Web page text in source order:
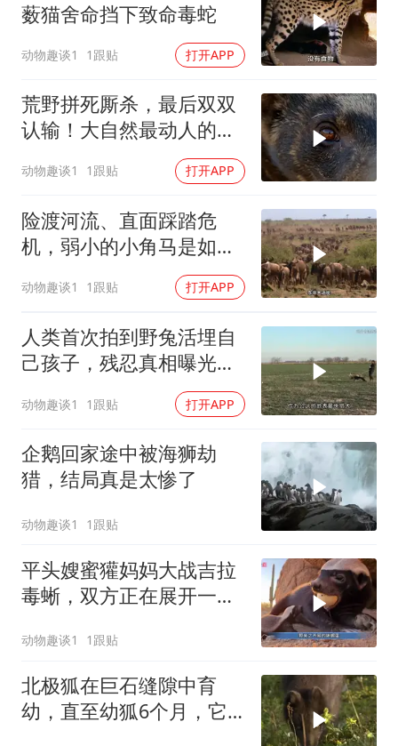
奋力开创中国式现代化建设新局面
薮猫舍命挡下致命毒蛇
动物趣谈1 1跟贴 打开APP
荒野拼死厮杀，最后双双
认输！大自然最动人的母
动物趣谈1 1跟贴 打开APP
险渡河流、直面踩踏危
机，弱小的小角马是如何
动物趣谈1 1跟贴 打开APP
人类首次拍到野兔活埋自
己孩子，残忍真相曝光后
动物趣谈1 1跟贴 打开APP
企鹅回家途中被海狮劫
猎，结局真是太惨了
动物趣谈1 1跟贴
平头嫂蜜獾妈妈大战吉拉
毒蜥，双方正在展开一场
动物趣谈1 1跟贴
北极狐在巨石缝隙中育
幼，直至幼狐6个月，它